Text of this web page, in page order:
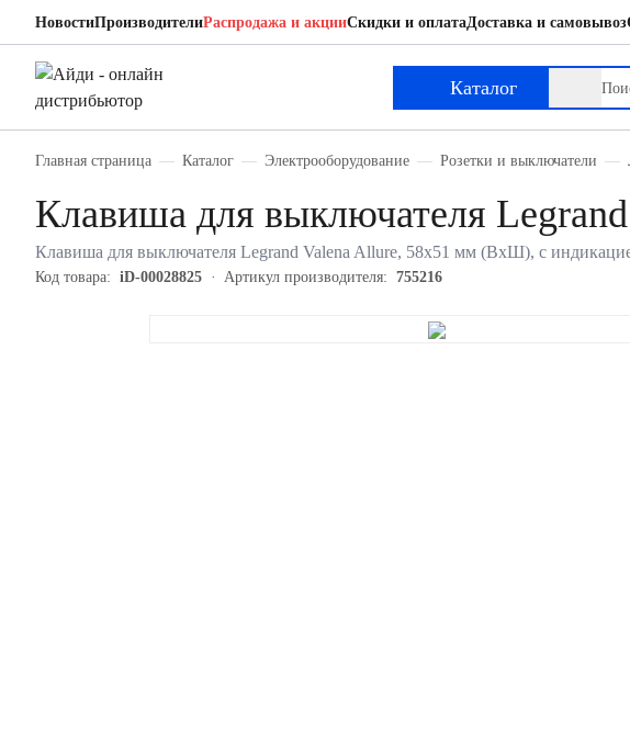
НовостиПроизводителиРаспродажа и акцииСкидки и оплатаДоставка и самовывоз
Каталог
Главная страница Каталог Электрооборудование Розетки и выключатели
Клавиша для выключателя
Клавиша для выключателя Legrand Valena Allure, 58х51 мм (ВхШ), с
Код товара: iD-00028825 Артикул производителя: 755216
Legrand 755216
Клавиша для выключателя